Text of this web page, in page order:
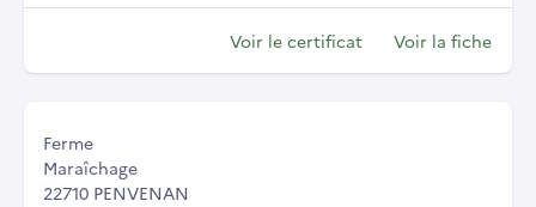
Voir le certificat Voir la fiche
Ferme
Maraîchage
22710 PENVENAN